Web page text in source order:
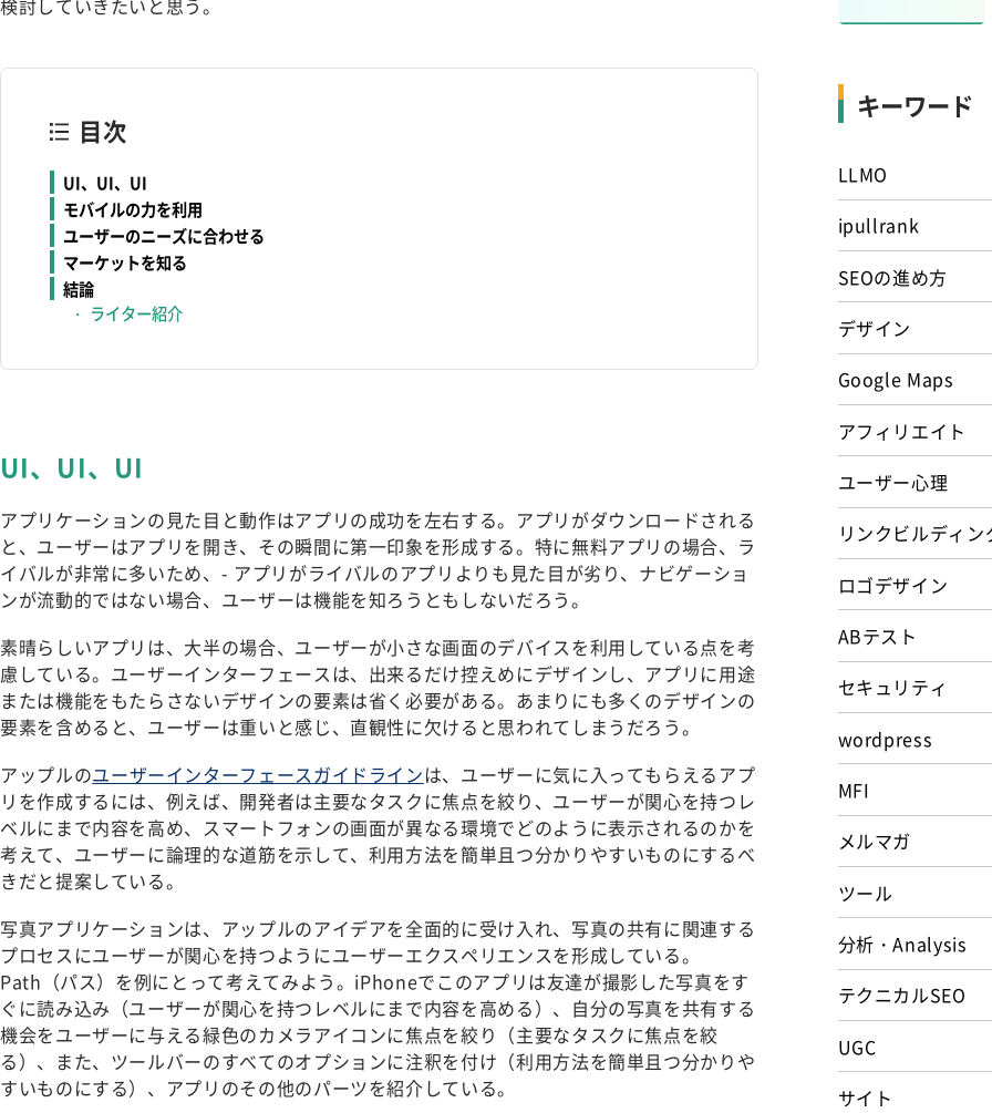
目次
UI、UI、UI
モバイルの力を利用
ユーザーのニーズに合わせる
マーケットを知る
結論
ライター紹介
UI、UI、UI
アプリケーションの見た目と動作はアプリの成功を左右する。アプリがダウンロードされる
と、ユーザーはアプリを開き、その瞬間に第一印象を形成する。特に無料アプリの場合、ラ
イバルが非常に多いため、- アプリがライバルのアプリよりも見た目が劣り、ナビゲーショ
ンが流動的ではない場合、ユーザーは機能を知ろうともしないだろう。
素晴らしいアプリは、大半の場合、ユーザーが小さな画面のデバイスを利用している点を考
慮している。ユーザーインターフェースは、出来るだけ控えめにデザインし、アプリに用途
または機能をもたらさないデザインの要素は省く必要がある。あまりにも多くのデザインの
要素を含めると、ユーザーは重いと感じ、直観性に欠けると思われてしまうだろう。
アップルのユーザーインターフェースガイドラインは、ユーザーに気に入ってもらえるアプ
リを作成するには、例えば、開発者は主要なタスクに焦点を絞り、ユーザーが関心を持つレ
ベルにまで内容を高め、スマートフォンの画面が異なる環境でどのように表示されるのかを
考えて、ユーザーに論理的な道筋を示して、利用方法を簡単且つ分かりやすいものにするべ
きだと提案している。
写真アプリケーションは、アップルのアイデアを全面的に受け入れ、写真の共有に関連する
プロセスにユーザーが関心を持つようにユーザーエクスペリエンスを形成している。
Path（パス）を例にとって考えてみよう。iPhoneでこのアプリは友達が撮影した写真をす
ぐに読み込み（ユーザーが関心を持つレベルにまで内容を高める）、自分の写真を共有する
機会をユーザーに与える緑色のカメラアイコンに焦点を絞り（主要なタスクに焦点を絞
る）、また、ツールバーのすべてのオプションに注釈を付け（利用方法を簡単且つ分かりや
すいものにする）、アプリのその他のパーツを紹介している。
キーワード
LLMO
ipullrank
SEOの進め方
デザイン
Google Maps
アフィリエイト
ユーザー心理
リンクビルディン
ロゴデザイン
ABテスト
セキュリティ
wordpress
MFI
メルマガ
ツール
分析・Analysis
テクニカルSEO
UGC
サイト